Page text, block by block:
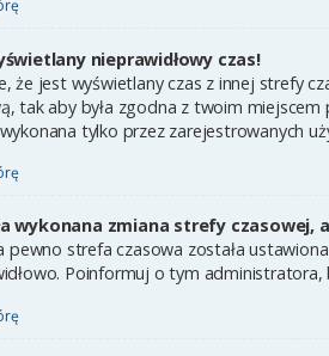
nieprawidłowy czas!
że jest wyświetlany czas z innej strefy
tak aby była zgodna z twoim
tylko przez zarejestrowanych
wykonana zmiana strefy czasowej,
pewno strefa czasowa została
Poinformuj o tym administratora,